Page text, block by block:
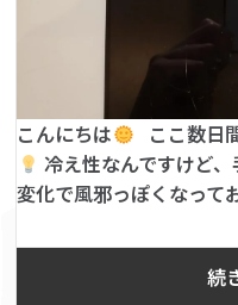
こんにちは
ここ数日
冷え性なんですけど
変化で風邪っぽくなって
続